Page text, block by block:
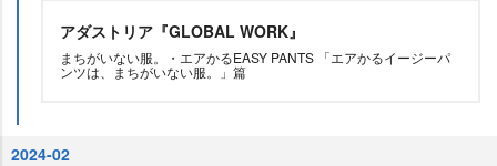
アダストリア『GLOBAL WORK』
まちがいない服。・エアかるEASY PANTS 「エアかるイージーパ
ンツは、まちがいない服。」篇
2024-02